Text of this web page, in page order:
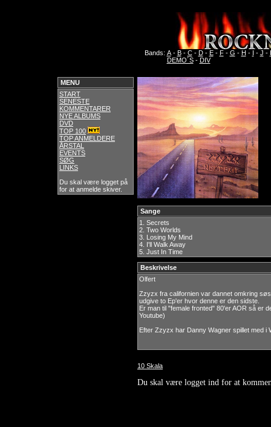
Bands: A- B- C- D- E- F- G - H - I - J -
DEMO´S- DIV
MENU
START
SENESTE
KOMMENTARER
NYE ALBUMS
DVD
TOP 100
TOP ANMELDERE
ÅRSTAL
EVENTS
SØG
LINKS
Du skal være logget på
for at anmelde skiver.
Sange
1. Secrets
2. Two Worlds
3. Losing My Mind
4. I'll Walk Away
5. Just In Time
Beskrivelse
Olfert
Zzyzx fra californien var dannet omkring
udgive to Ep'er hvor denne er den sidste.
Er man til "female fronted" 80'er AOR så er
Youtube)
Efter Zzyzx har Danny Wagner spillet med i
10 Skala
Du skal være logget ind for at